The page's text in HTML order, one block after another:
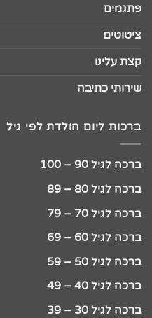
פתגמים
ציטוטים
קצת עלינו
שירותי כתיבה
ברכות ליום הולדת לפי גיל
ברכה לגיל 90 – 100
ברכה לגיל 80 – 89
ברכה לגיל 70 – 79
ברכה לגיל 60 – 69
ברכה לגיל 50 – 59
ברכה לגיל 40 – 49
ברכה לגיל 30 – 39